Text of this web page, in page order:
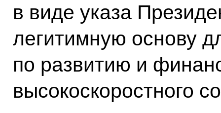
в виде указа
легитимную основу
по развитию и
высокоскоростного